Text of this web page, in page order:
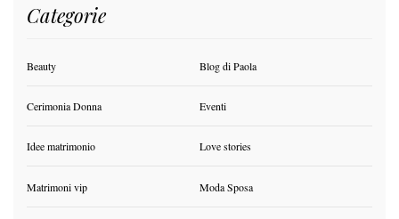
Categorie
Beauty Blog di Paola
Cerimonia Donna Eventi
Idee matrimonio Love stories
Matrimoni vip Moda Sposa